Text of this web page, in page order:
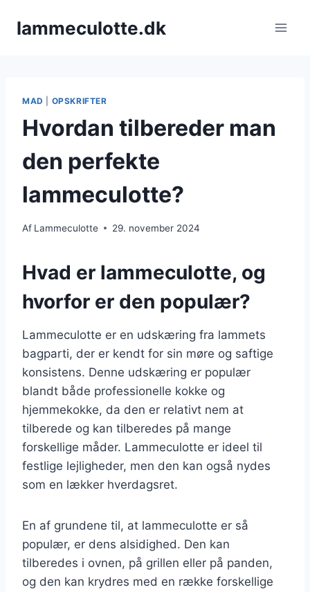
lammeculotte.dk
MAD OPSKRIFTER
Hvordan tilbereder man
den perfekte
lammeculotte?
Af Lammeculotte 29. november 2024
Hvad er lammeculotte, og
hvorfor er den populær?
Lammeculotte er en udskæring fra lammets
bagparti, der er kendt for sin møre og saftige
konsistens. Denne udskæring er populær
blandt både professionelle kokke og
hjemmekokke, da den er relativt nem at
tilberede og kan tilberedes på mange
forskellige måder. Lammeculotte er ideel til
festlige lejligheder, men den kan også nydes
som en lækker hverdagsret.
En af grundene til, at lammeculotte er så
populær, er dens alsidighed. Den kan
tilberedes i ovnen, på grillen eller på panden,
og den kan krydres med en række forskellige